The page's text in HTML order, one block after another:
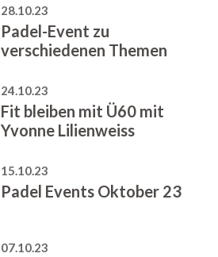
28.10.23
Padel-Event zu
verschiedenen Themen
24.10.23
Fit bleiben mit Ü60 mit
Yvonne Lilienweiss
15.10.23
Padel Events Oktober 23
07.10.23